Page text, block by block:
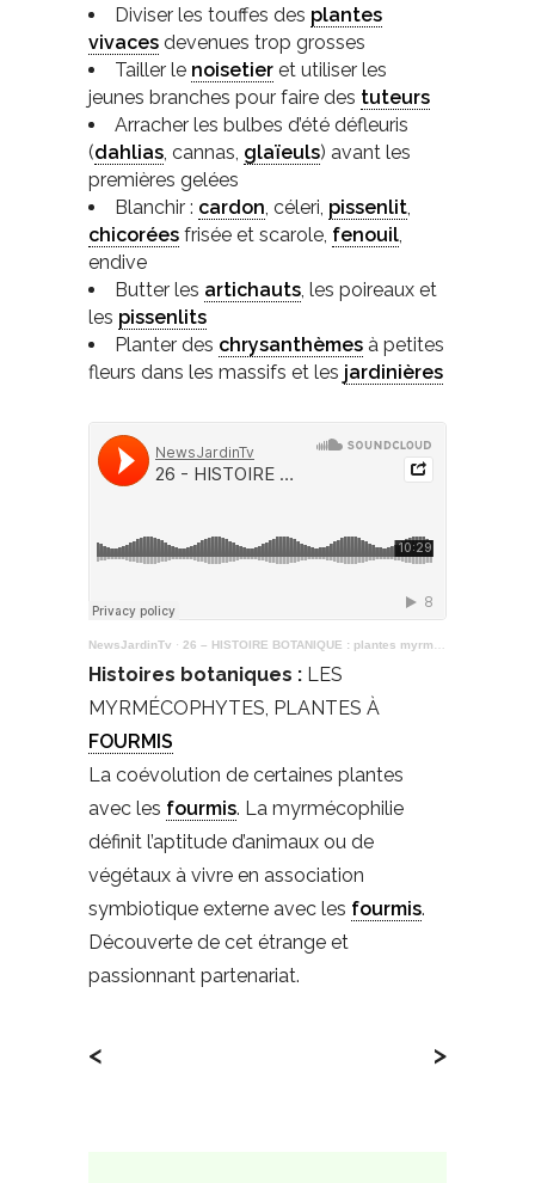
Diviser les touffes des plantes
vivaces devenues trop grosses
Tailler le noisetier et utiliser les
jeunes branches pour faire des tuteurs
Arracher les bulbes d’été défleuris
(dahlias , cannas, glaïeuls) avant les
premières gelées
Blanchir : cardon , céleri, pissenlit
chicorées frisée et scarole, fenouil
endive
Butter les artichauts , les poireaux et
les pissenlits
Planter des chrysanthèmes à petites
fleurs dans les massifs et les jardinières
NewsJardinTv · 26 – HISTOIRE BOTANIQUE : plantes myrmécophiles
Histoires botaniques : LES
MYRMÉCOPHYTES, PLANTES À
FOURMIS
La coévolution de certaines plantes
avec les fourmis. La myrmécophilie
définit l’aptitude d’animaux ou de
végétaux à vivre en association
symbiotique externe avec les fourmis.
Découverte de cet étrange et
passionnant partenariat.
< >